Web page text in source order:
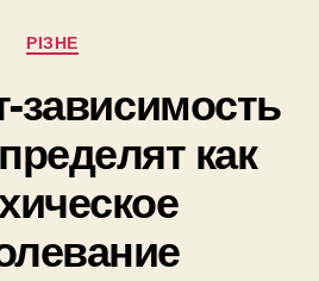
Категорії
РІЗНЕ
зависимость
как